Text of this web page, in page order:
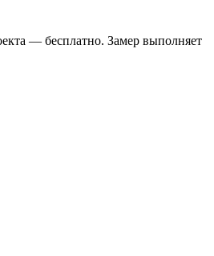
— бесплатно. Замер выполняет